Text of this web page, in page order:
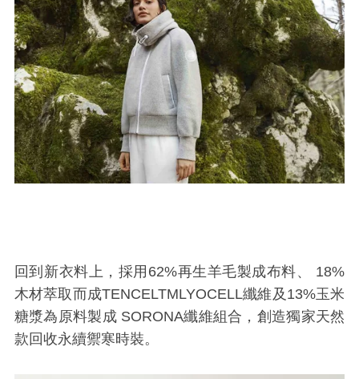
回到新衣料上，採用 62%再生羊毛製成布料、
18%
木材萃取而成TENCELTMLYOCELL纖維及 13%玉米
糖漿為原料製成SORONA纖維組合，創造獨家天然
款回收永續禦寒時裝。